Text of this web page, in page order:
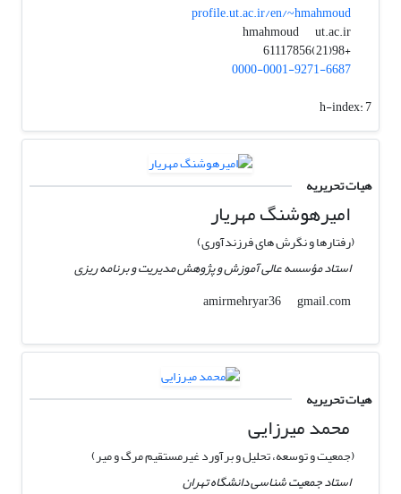
profile.ut.ac.ir/en/~hmahmoud
hmahmoud
ut.ac.ir
+98(21)61117856
0000-0001-9271-6687
h-index:7
هیات تحریریه
امیرهوشنگ مهریار
(رفتارها و نگرش های فرزندآوری)
استاد مؤسسه عالی آموزش و پژوهش مدیریت و برنامه ریزی
amirmehryar36
gmail.com
هیات تحریریه
محمد میرزایی
(جمعیت و توسعه، تحلیل و برآورد غیرمستقیم مرگ و میر)
استاد جمعیت شناسی دانشگاه تهران